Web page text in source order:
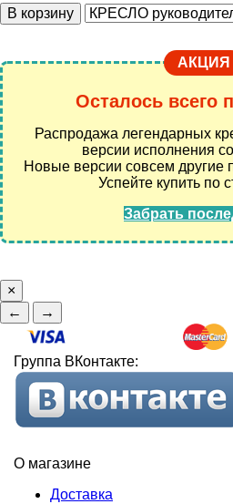
В корзину
АКЦИЯ
Осталось всего
Распродажа легендарных
версии исполнения
Новые версии совсем
Успейте купить по
Забрать
×
←
→
Группа ВКонтакте:
О магазине
Доставка